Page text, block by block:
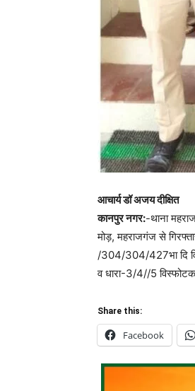
आचार्य डॉ अजय दीक्षित
कानपुर नगर:-थाना
मोड़, महराजगंज से
/304/304/427भा दि
व धारा-3/4//5 विस्फोटक
Share this:
Facebook